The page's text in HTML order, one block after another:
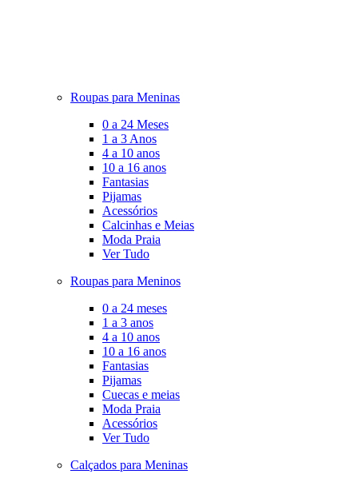
Roupas para Meninas
0 a 24 Meses
1 a 3 Anos
4 a 10 anos
10 a 16 anos
Fantasias
Pijamas
Acessórios
Calcinhas e Meias
Moda Praia
Ver Tudo
Roupas para Meninos
0 a 24 meses
1 a 3 anos
4 a 10 anos
10 a 16 anos
Fantasias
Pijamas
Cuecas e meias
Moda Praia
Acessórios
Ver Tudo
Calçados para Meninas